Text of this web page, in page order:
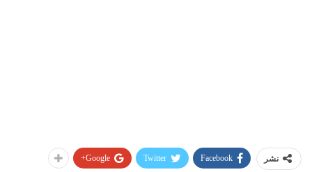
نشر Facebook
Twitter
Google+